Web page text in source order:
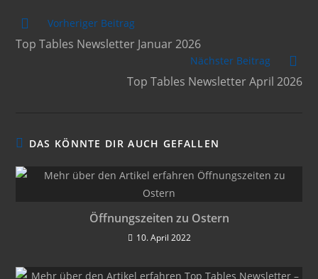
Weitere
ansehen
Vorheriger Beitrag
Top Tables Newsletter Januar 2026
Nächster Beitrag
Top Tables Newsletter April 2026
DAS KÖNNTE DIR AUCH GEFALLEN
Öffnungszeiten zu Ostern
10. April 2022